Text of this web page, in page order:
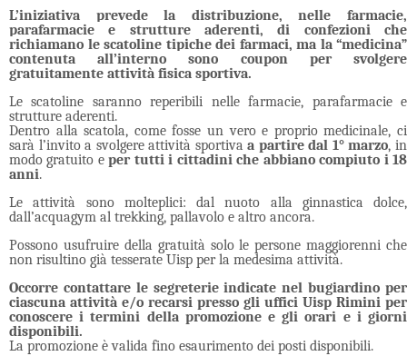
L’iniziativa prevede la distribuzione, nelle farmacie,
parafarmacie e strutture aderenti, di confezioni che
richiamano le scatoline tipiche dei farmaci, ma la “medicina”
contenuta all’interno sono coupon per svolgere
gratuitamente attività fisica sportiva.
Le scatoline saranno reperibili nelle farmacie, parafarmacie e
strutture aderenti.
Dentro alla scatola, come fosse un vero e proprio medicinale, ci
sarà l’invito a svolgere attività sportivaa partire dal 1° marzo, in
modo gratuito eper tutti i cittadini che abbiano compiuto i 18
anni.
Le attività sono molteplici: dal nuoto alla ginnastica dolce,
dall’acquagym al trekking, pallavolo e altro ancora.
Possono usufruire della gratuità solo le persone maggiorenni che
non risultino già tesserate Uisp per la medesima attività.
Occorre contattare le segreterie indicate nel bugiardino per
ciascuna attività e/o recarsi presso gli uffici Uisp Rimini per
conoscere i termini della promozione e gli orari e i giorni
disponibili.
La promozione è valida fino esaurimento dei posti disponibili.